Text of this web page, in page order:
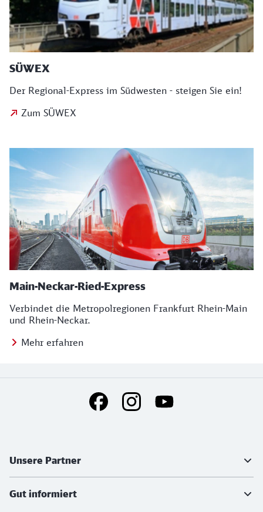
SÜWEX
Der Regional-Express im Südwesten - steigen Sie ein!
Zum SÜWEX
Main-Neckar-Ried-Express
Verbindet die Metropolregionen Frankfurt Rhein-Main
und Rhein-Neckar.
Mehr erfahren
Social Media Links
Unsere Partner
Gut informiert